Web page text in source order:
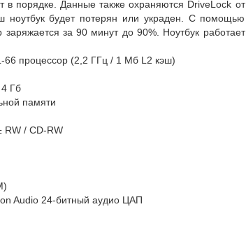
в порядке. Данные также охраняются DriveLock от
ноутбук будет потерян или украден. С помощью
заряжается за 90 минут до 90%. Ноутбук работает
процессор (2,2 ГГц / 1 Мб L2 кэш)
Гб
памяти
RW / CD-RW
Audio 24-битный аудио ЦАП